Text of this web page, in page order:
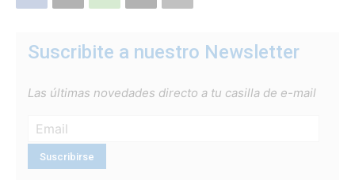
Suscribite a nuestro Newsletter
Las últimas novedades directo a tu casilla de e-mail